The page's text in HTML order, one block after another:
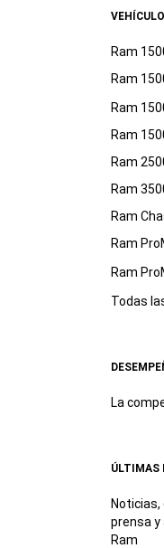
Ram
Ram
Ram
Ram
Ram
Ram
Ram
Ram
Ram
Todas
La
ÚLTIMAS
prensa y
Ram